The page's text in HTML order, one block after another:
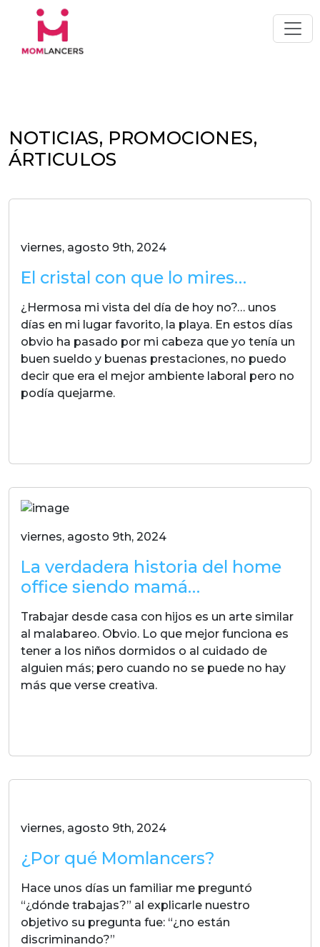
NOTICIAS, PROMOCIONES,
ÁRTICULOS
viernes, agosto 9th, 2024
El cristal con que lo mires…
¿Hermosa mi vista del día de hoy no?… unos
días en mi lugar favorito, la playa. En estos días
obvio ha pasado por mi cabeza que yo tenía un
buen sueldo y buenas prestaciones, no puedo
decir que era el mejor ambiente laboral pero no
podía quejarme.
viernes, agosto 9th, 2024
La verdadera historia del home
office siendo mamá…
Trabajar desde casa con hijos es un arte similar
al malabareo. Obvio. Lo que mejor funciona es
tener a los niños dormidos o al cuidado de
alguien más; pero cuando no se puede no hay
más que verse creativa.
viernes, agosto 9th, 2024
¿Por qué Momlancers?
Hace unos días un familiar me preguntó
“¿dónde trabajas?” al explicarle nuestro
objetivo su pregunta fue: “¿no están
discriminando?”